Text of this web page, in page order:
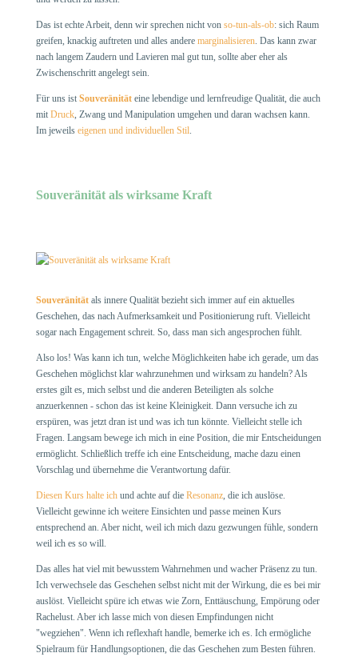
Das ist echte Arbeit, denn wir sprechen nicht von so-tun-als-ob: sich Raum
greifen, knackig auftreten und alles andere marginalisieren. Das kann zwar
nach langem Zaudern und Lavieren mal gut tun, sollte aber eher als
Zwischenschritt angelegt sein.
Für uns ist Souveränitäteine lebendige und lernfreudige Qualität, die auch
mit Druck, Zwang und Manipulation umgehen und daran wachsen kann.
Im jeweils eigenen und individuellen Stil.
Souveränität als wirksame Kraft
Souveränitätals innere Qualität bezieht sich immer auf ein aktuelles
Geschehen, das nach Aufmerksamkeit und Positionierung ruft. Vielleicht
sogar nach Engagement schreit. So, dass man sich angesprochen fühlt.
Also los! Was kann ich tun, welche Möglichkeiten habe ich gerade, um das
Geschehen möglichst klar wahrzunehmen und wirksam zu handeln? Als
erstes gilt es, mich selbst und die anderen Beteiligten als solche
anzuerkennen - schon das ist keine Kleinigkeit. Dann versuche ich zu
erspüren, was jetzt dran ist und was ich tun könnte. Vielleicht stelle ich
Fragen. Langsam bewege ich mich in eine Position, die mir Entscheidungen
ermöglicht. Schließlich treffe ich eine Entscheidung, mache dazu einen
Vorschlag und übernehme die Verantwortung dafür.
Diesen Kurs halte ichund achte auf die Resonanz, die ich auslöse.
Vielleicht gewinne ich weitere Einsichten und passe meinen Kurs
entsprechend an. Aber nicht, weil ich mich dazu gezwungen fühle, sondern
weil ich es so will.
Das alles hat viel mit bewusstem Wahrnehmen und wacher Präsenz zu tun.
Ich verwechsele das Geschehen selbst nicht mit der Wirkung, die es bei mir
auslöst. Vielleicht spüre ich etwas wie Zorn, Enttäuschung, Empörung oder
Rachelust. Aber ich lasse mich von diesen Empfindungen nicht
"wegziehen". Wenn ich reflexhaft handle, bemerke ich es. Ich ermögliche
Spielraum für Handlungsoptionen, die das Geschehen zum Besten führen.